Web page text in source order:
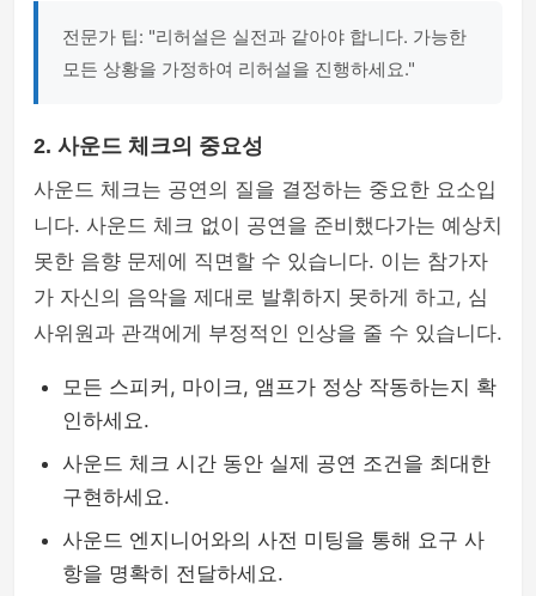
전문가 팁: "리허설은 실전과 같아야 합니다. 가능한
모든 상황을 가정하여 리허설을 진행하세요."
2. 사운드 체크의 중요성
사운드 체크는 공연의 질을 결정하는 중요한 요소입
니다. 사운드 체크 없이 공연을 준비했다가는 예상치
못한 음향 문제에 직면할 수 있습니다. 이는 참가자
가 자신의 음악을 제대로 발휘하지 못하게 하고, 심
사위원과 관객에게 부정적인 인상을 줄 수 있습니다.
모든 스피커, 마이크, 앰프가 정상 작동하는지 확
인하세요.
사운드 체크 시간 동안 실제 공연 조건을 최대한
구현하세요.
사운드 엔지니어와의 사전 미팅을 통해 요구 사
항을 명확히 전달하세요.